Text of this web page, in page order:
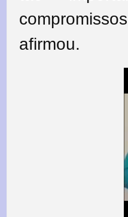
afirmou.